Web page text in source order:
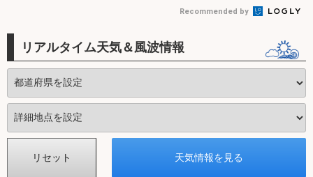
Recommended by
リアルタイム天気＆風波情報